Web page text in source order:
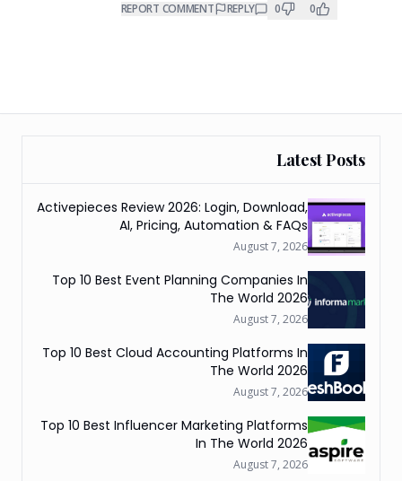
0
0
REPLY
REPORT COMMENT
Latest Posts
Activepieces Review 2026: Login, Download,
AI, Pricing, Automation & FAQs
August 7, 2026
Top 10 Best Event Planning Companies In
The World 2026
August 7, 2026
Top 10 Best Cloud Accounting Platforms In
The World 2026
August 7, 2026
Top 10 Best Influencer Marketing Platforms
In The World 2026
August 7, 2026